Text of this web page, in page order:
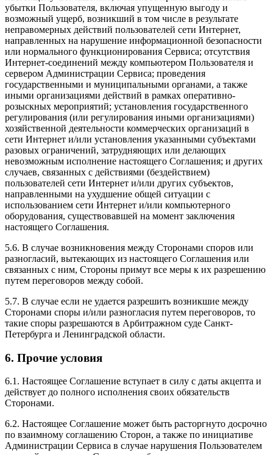
убытки Пользователя, включая упущенную выгоду и
возможный ущерб, возникший в том числе в результате
неправомерных действий пользователей сети Интернет,
направленных на нарушение информационной безопасности
или нормального функционирования Сервиса; отсутствия
Интернет-соединений между компьютером Пользователя и
сервером Администрации Сервиса; проведения
государственными и муниципальными органами, а также
иными организациями действий в рамках оперативно-
розыскных мероприятий; установления государственного
регулирования (или регулирования иными организациями)
хозяйственной деятельности коммерческих организаций в
сети Интернет и/или установления указанными субъектами
разовых ограничений, затрудняющих или делающих
невозможным исполнение настоящего Соглашения; и других
случаев, связанных с действиями (бездействием)
пользователей сети Интернет и/или других субъектов,
направленными на ухудшение общей ситуации с
использованием сети Интернет и/или компьютерного
оборудования, существовавшей на момент заключения
настоящего Соглашения.
5.6. В случае возникновения между Сторонами споров или
разногласий, вытекающих из настоящего Соглашения или
связанных с ним, Стороны примут все меры к их разрешению
путем переговоров между собой.
5.7. В случае если не удается разрешить возникшие между
Сторонами споры и/или разногласия путем переговоров, то
такие споры разрешаются в Арбитражном суде Санкт-
Петербурга и Ленинградской области.
6. Прочие условия
6.1. Настоящее Соглашение вступает в силу с даты акцепта и
действует до полного исполнения своих обязательств
Сторонами.
6.2. Настоящее Соглашение может быть расторгнуто досрочно
по взаимному соглашению Сторон, а также по инициативе
Администрации Сервиса в случае нарушения Пользователем